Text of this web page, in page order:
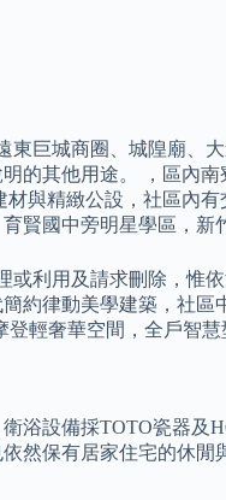
東巨城商圈、城隍廟、
的其他用途。 ，區內
與精緻公設，社區內
賢國中旁明星學區，
或利用及請求刪除，惟
簡約律動美學建築，社
輕奢華空間，全戶智
浴設備採TOTO瓷器及
然保有居家住宅的休